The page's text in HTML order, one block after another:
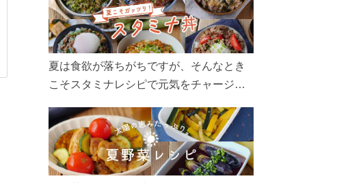
こめ油をもっと好きになるコンテンツを
ぜひお楽しみください。
夏は食欲が落ちがちですが、そんなとき
こそスタミナレシピで元気をチャージ！
リ食べて、夏バテを吹き飛ばしましょ
う！